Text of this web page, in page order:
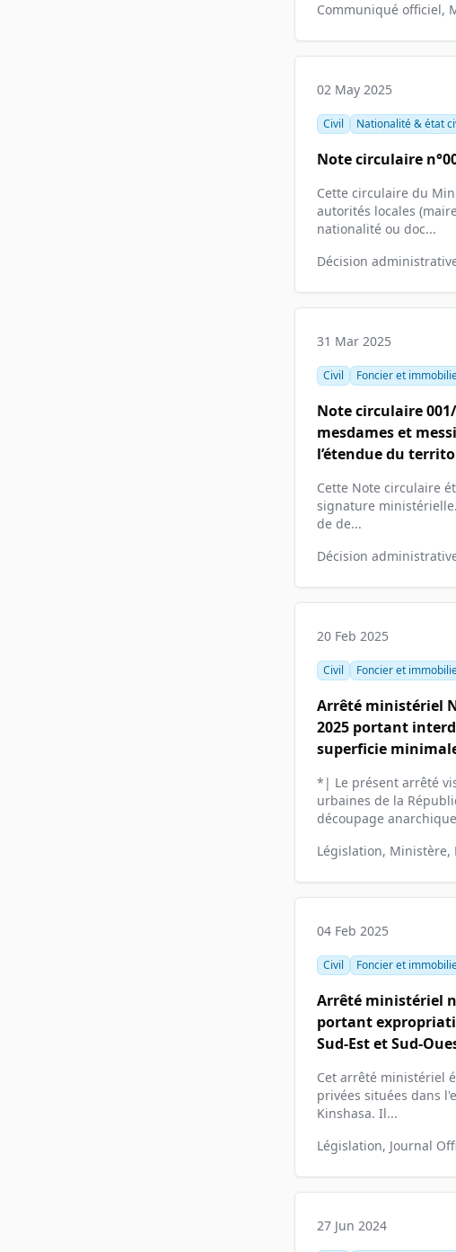
Communiqué officiel,
02 May 2025
Civil Nationalité & état
Note circulaire
Cette circulaire du
autorités locales
nationalité ou doc...
Décision
31 Mar 2025
Civil Foncier et
Note circulaire
mesdames et
l’étendue du
Cette Note circulaire
signature
de de...
Décision
20 Feb 2025
Civil Foncier et
Arrêté ministériel
2025 portant
superficie
*| Le présent arrêté
urbaines de la
découpage
Législation, Ministère,
04 Feb 2025
Civil Foncier et
Arrêté ministériel
portant
Sud-Est et Sud-
Cet arrêté ministériel
privées situées dans
Kinshasa. Il...
Législation, Journal
27 Jun 2024